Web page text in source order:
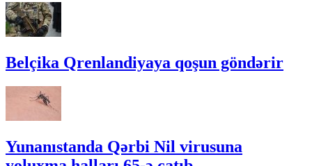
Belçika Qrenlandiyaya qoşun göndərir
Yunanıstanda Qərbi Nil virusuna